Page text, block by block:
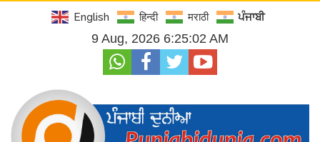
English हिन्दी मराठी ਪੰਜਾਬੀ
9 Aug, 2026 6:25:03 AM